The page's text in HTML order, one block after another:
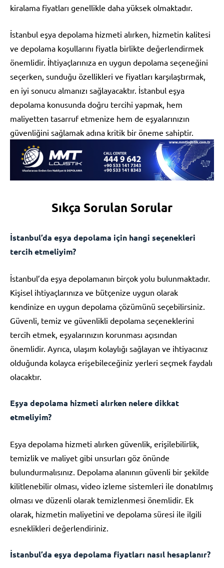
kiralama fiyatları genellikle daha yüksek olmaktadır.
İstanbul eşya depolama hizmeti alırken, hizmetin kalitesi
ve depolama koşullarını fiyatla birlikte değerlendirmek
önemlidir. İhtiyaçlarınıza en uygun depolama seçeneğini
seçerken, sunduğu özellikleri ve fiyatları karşılaştırmak,
en iyi sonucu almanızı sağlayacaktır. İstanbul eşya
depolama konusunda doğru tercihi yapmak, hem
maliyetten tasarruf etmenize hem de eşyalarınızın
güvenliğini sağlamak adına kritik bir öneme sahiptir.
Sıkça Sorulan Sorular
İstanbul’da eşya depolama için hangi seçenekleri
tercih etmeliyim?
İstanbul’da eşya depolamanın birçok yolu bulunmaktadır.
Kişisel ihtiyaçlarınıza ve bütçenize uygun olarak
kendinize en uygun depolama çözümünü seçebilirsiniz.
Güvenli, temiz ve güvenlikli depolama seçeneklerini
tercih etmek, eşyalarınızın korunması açısından
önemlidir. Ayrıca, ulaşım kolaylığı sağlayan ve ihtiyacınız
olduğunda kolayca erişebileceğiniz yerleri seçmek faydalı
olacaktır.
Eşya depolama hizmeti alırken nelere dikkat
etmeliyim?
Eşya depolama hizmeti alırken güvenlik, erişilebilirlik,
temizlik ve maliyet gibi unsurları göz önünde
bulundurmalısınız. Depolama alanının güvenli bir şekilde
kilitlenebilir olması, video izleme sistemleri ile donatılmış
olması ve düzenli olarak temizlenmesi önemlidir. Ek
olarak, hizmetin maliyetini ve depolama süresi ile ilgili
esneklikleri değerlendiriniz.
İstanbul’da eşya depolama fiyatları nasıl hesaplanır?